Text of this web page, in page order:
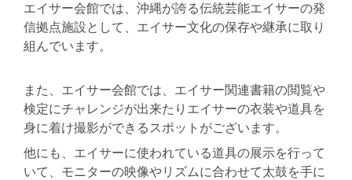
エイサー会館では、沖縄が誇る伝統芸能エイサーの発
信拠点施設として、エイサー文化の保存や継承に取り
組んでいます。
また、エイサー会館では、エイサー関連書籍の閲覧や
検定にチャレンジが出来たりエイサーの衣装や道具を
身に着け撮影ができるスポットがございます。
他にも、エイサーに使われている道具の展示を行って
いて、モニターの映像やリズムに合わせて太鼓を手に